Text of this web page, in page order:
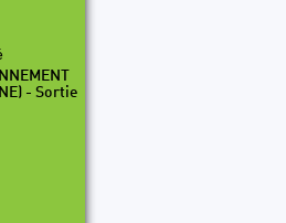
- Sortie